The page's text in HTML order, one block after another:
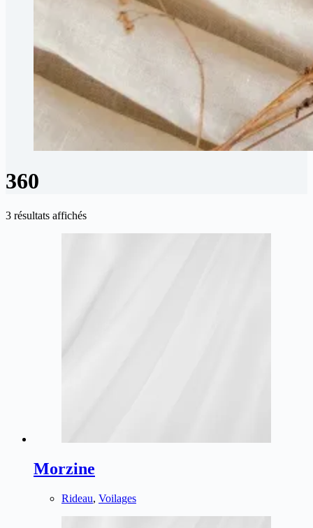
360
3 résultats affichés
Morzine
Rideau, Voilages